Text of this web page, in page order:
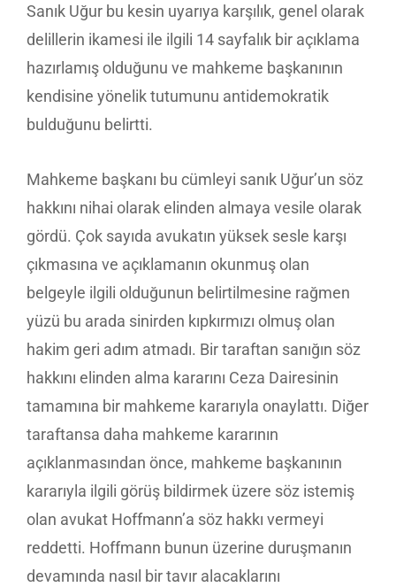
Sanık Uğur bu kesin uyarıya karşılık, genel olarak
delillerin ikamesi ile ilgili 14 sayfalık bir açıklama
hazırlamış olduğunu ve mahkeme başkanının
kendisine yönelik tutumunu antidemokratik
bulduğunu belirtti.
Mahkeme başkanı bu cümleyi sanık Uğur’un söz
hakkını nihai olarak elinden almaya vesile olarak
gördü. Çok sayıda avukatın yüksek sesle karşı
çıkmasına ve açıklamanın okunmuş olan
belgeyle ilgili olduğunun belirtilmesine rağmen
yüzü bu arada sinirden kıpkırmızı olmuş olan
hakim geri adım atmadı. Bir taraftan sanığın söz
hakkını elinden alma kararını Ceza Dairesinin
tamamına bir mahkeme kararıyla onaylattı. Diğer
taraftansa daha mahkeme kararının
açıklanmasından önce, mahkeme başkanının
kararıyla ilgili görüş bildirmek üzere söz istemiş
olan avukat Hoffmann’a söz hakkı vermeyi
reddetti. Hoffmann bunun üzerine duruşmanın
devamında nasıl bir tavır alacaklarını